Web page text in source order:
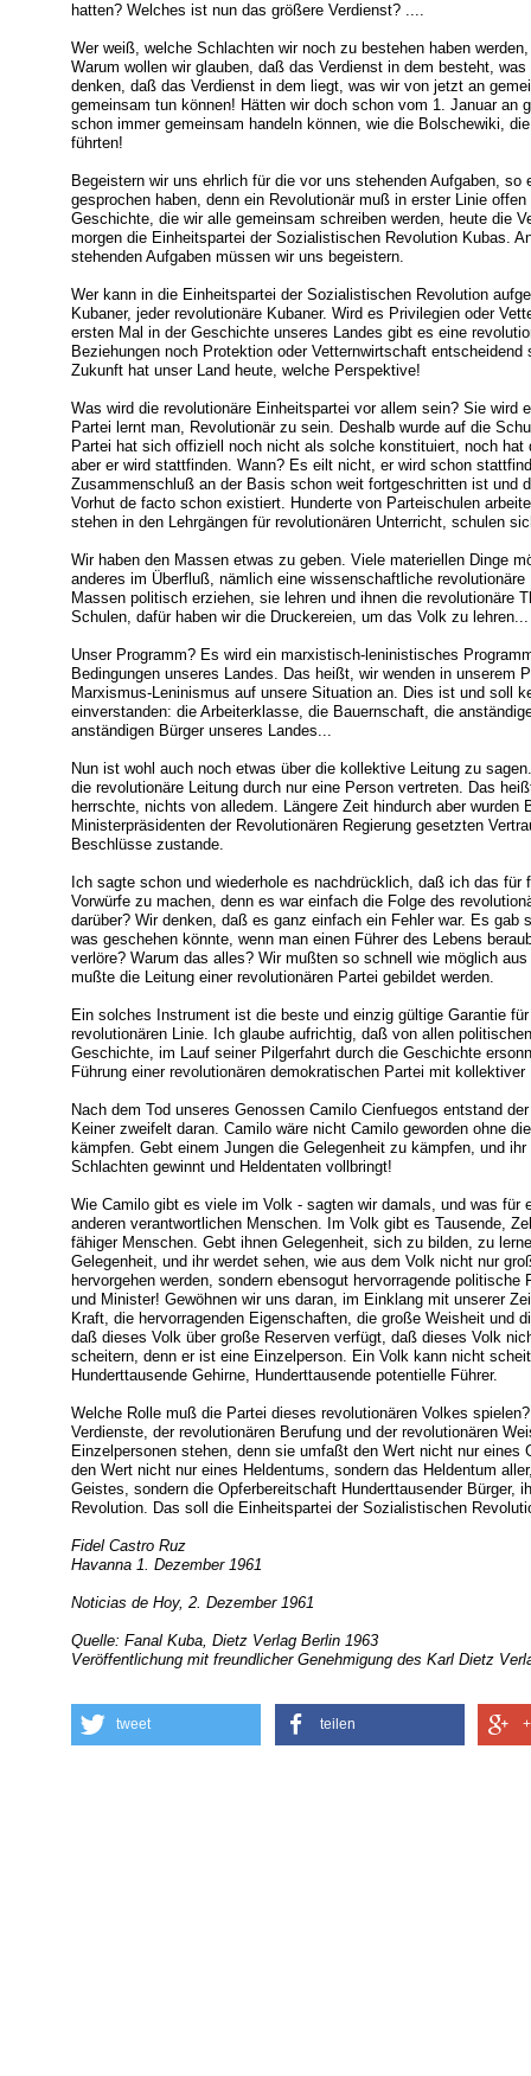
hatten? Welches ist nun das größere Verdienst? ....
Wer weiß, welche Schlachten wir noch zu bestehen haben
Warum wollen wir glauben, daß das Verdienst in dem besteht,
denken, daß das Verdienst in dem liegt, was wir von jetzt an
gemeinsam tun können! Hätten wir doch schon vom 1. Januar an
schon immer gemeinsam handeln können, wie die Bolschewiki,
führten!
Begeistern wir uns ehrlich für die vor uns stehenden Aufgaben, so
gesprochen haben, denn ein Revolutionär muß in erster Linie
Geschichte, die wir alle gemeinsam schreiben werden, heute die
morgen die Einheitspartei der Sozialistischen Revolution Kubas.
stehenden Aufgaben müssen wir uns begeistern.
Wer kann in die Einheitspartei der Sozialistischen Revolution
Kubaner, jeder revolutionäre Kubaner. Wird es Privilegien oder
ersten Mal in der Geschichte unseres Landes gibt es eine
Beziehungen noch Protektion oder Vetternwirtschaft
Zukunft hat unser Land heute, welche Perspektive!
Was wird die revolutionäre Einheitspartei vor allem sein? Sie wird
Partei lernt man, Revolutionär zu sein. Deshalb wurde auf die
Partei hat sich offiziell noch nicht als solche konstituiert, noch hat
aber er wird stattfinden. Wann? Es eilt nicht, er wird schon
Zusammenschluß an der Basis schon weit fortgeschritten ist und
Vorhut de facto schon existiert. Hunderte von Parteischulen
stehen in den Lehrgängen für revolutionären Unterricht, schulen
Wir haben den Massen etwas zu geben. Viele materiellen Dinge
anderes im Überfluß, nämlich eine wissenschaftliche
Massen politisch erziehen, sie lehren und ihnen die revolutionäre
Schulen, dafür haben wir die Druckereien, um das Volk zu lehren...
Unser Programm? Es wird ein marxistisch-leninistisches
Bedingungen unseres Landes. Das heißt, wir wenden in unserem
Marxismus-Leninismus auf unsere Situation an. Dies ist und soll
einverstanden: die Arbeiterklasse, die Bauernschaft, die
anständigen Bürger unseres Landes...
Nun ist wohl auch noch etwas über die kollektive Leitung zu
die revolutionäre Leitung durch nur eine Person vertreten. Das
herrschte, nichts von alledem. Längere Zeit hindurch aber
Ministerpräsidenten der Revolutionären Regierung gesetzten
Beschlüsse zustande.
Ich sagte schon und wiederhole es nachdrücklich, daß ich das
Vorwürfe zu machen, denn es war einfach die Folge des
darüber? Wir denken, daß es ganz einfach ein Fehler war. Es gab
was geschehen könnte, wenn man einen Führer des Lebens
verlöre? Warum das alles? Wir mußten so schnell wie möglich
mußte die Leitung einer revolutionären Partei gebildet werden.
Ein solches Instrument ist die beste und einzig gültige Garantie
revolutionären Linie. Ich glaube aufrichtig, daß von allen
Geschichte, im Lauf seiner Pilgerfahrt durch die Geschichte
Führung einer revolutionären demokratischen Partei mit
Nach dem Tod unseres Genossen Camilo Cienfuegos entstand
Keiner zweifelt daran. Camilo wäre nicht Camilo geworden ohne
kämpfen. Gebt einem Jungen die Gelegenheit zu kämpfen, und
Schlachten gewinnt und Heldentaten vollbringt!
Wie Camilo gibt es viele im Volk - sagten wir damals, und was für
anderen verantwortlichen Menschen. Im Volk gibt es Tausende,
fähiger Menschen. Gebt ihnen Gelegenheit, sich zu bilden, zu
Gelegenheit, und ihr werdet sehen, wie aus dem Volk nicht nur
hervorgehen werden, sondern ebensogut hervorragende
und Minister! Gewöhnen wir uns daran, im Einklang mit unserer
Kraft, die hervorragenden Eigenschaften, die große Weisheit und
daß dieses Volk über große Reserven verfügt, daß dieses Volk
scheitern, denn er ist eine Einzelperson. Ein Volk kann nicht
Hunderttausende Gehirne, Hunderttausende potentielle Führer.
Welche Rolle muß die Partei dieses revolutionären Volkes
Verdienste, der revolutionären Berufung und der revolutionären
Einzelpersonen stehen, denn sie umfaßt den Wert nicht nur eines
den Wert nicht nur eines Heldentums, sondern das Heldentum
Geistes, sondern die Opferbereitschaft Hunderttausender Bürger,
Revolution. Das soll die Einheitspartei der Sozialistischen
Fidel Castro Ruz
Havanna 1. Dezember 1961
Noticias de Hoy, 2. Dezember 1961
Quelle: Fanal Kuba, Dietz Verlag Berlin 1963
Veröffentlichung mit freundlicher Genehmigung des Karl Dietz
tweet teilen